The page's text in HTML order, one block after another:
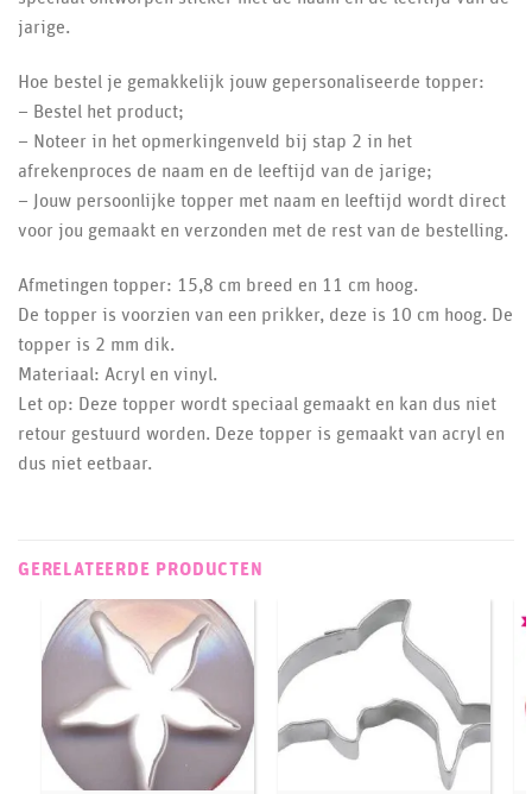
jarige.
Hoe bestel je gemakkelijk jouw gepersonaliseerde topper:
– Bestel het product;
– Noteer in het opmerkingenveld bij stap 2 in het
afrekenproces de naam en de leeftijd van de jarige;
– Jouw persoonlijke topper met naam en leeftijd wordt direct
voor jou gemaakt en verzonden met de rest van de bestelling.
Afmetingen topper: 15,8 cm breed en 11 cm hoog.
De topper is voorzien van een prikker, deze is 10 cm hoog. De
topper is 2 mm dik.
Materiaal: Acryl en vinyl.
Let op: Deze topper wordt speciaal gemaakt en kan dus niet
retour gestuurd worden. Deze topper is gemaakt van acryl en
dus niet eetbaar.
GERELATEERDE PRODUCTEN